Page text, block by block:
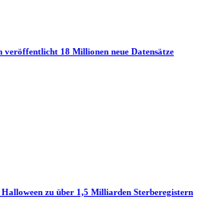
veröffentlicht 18 Millionen neue Datensätze
zu über 1,5 Milliarden Sterberegistern